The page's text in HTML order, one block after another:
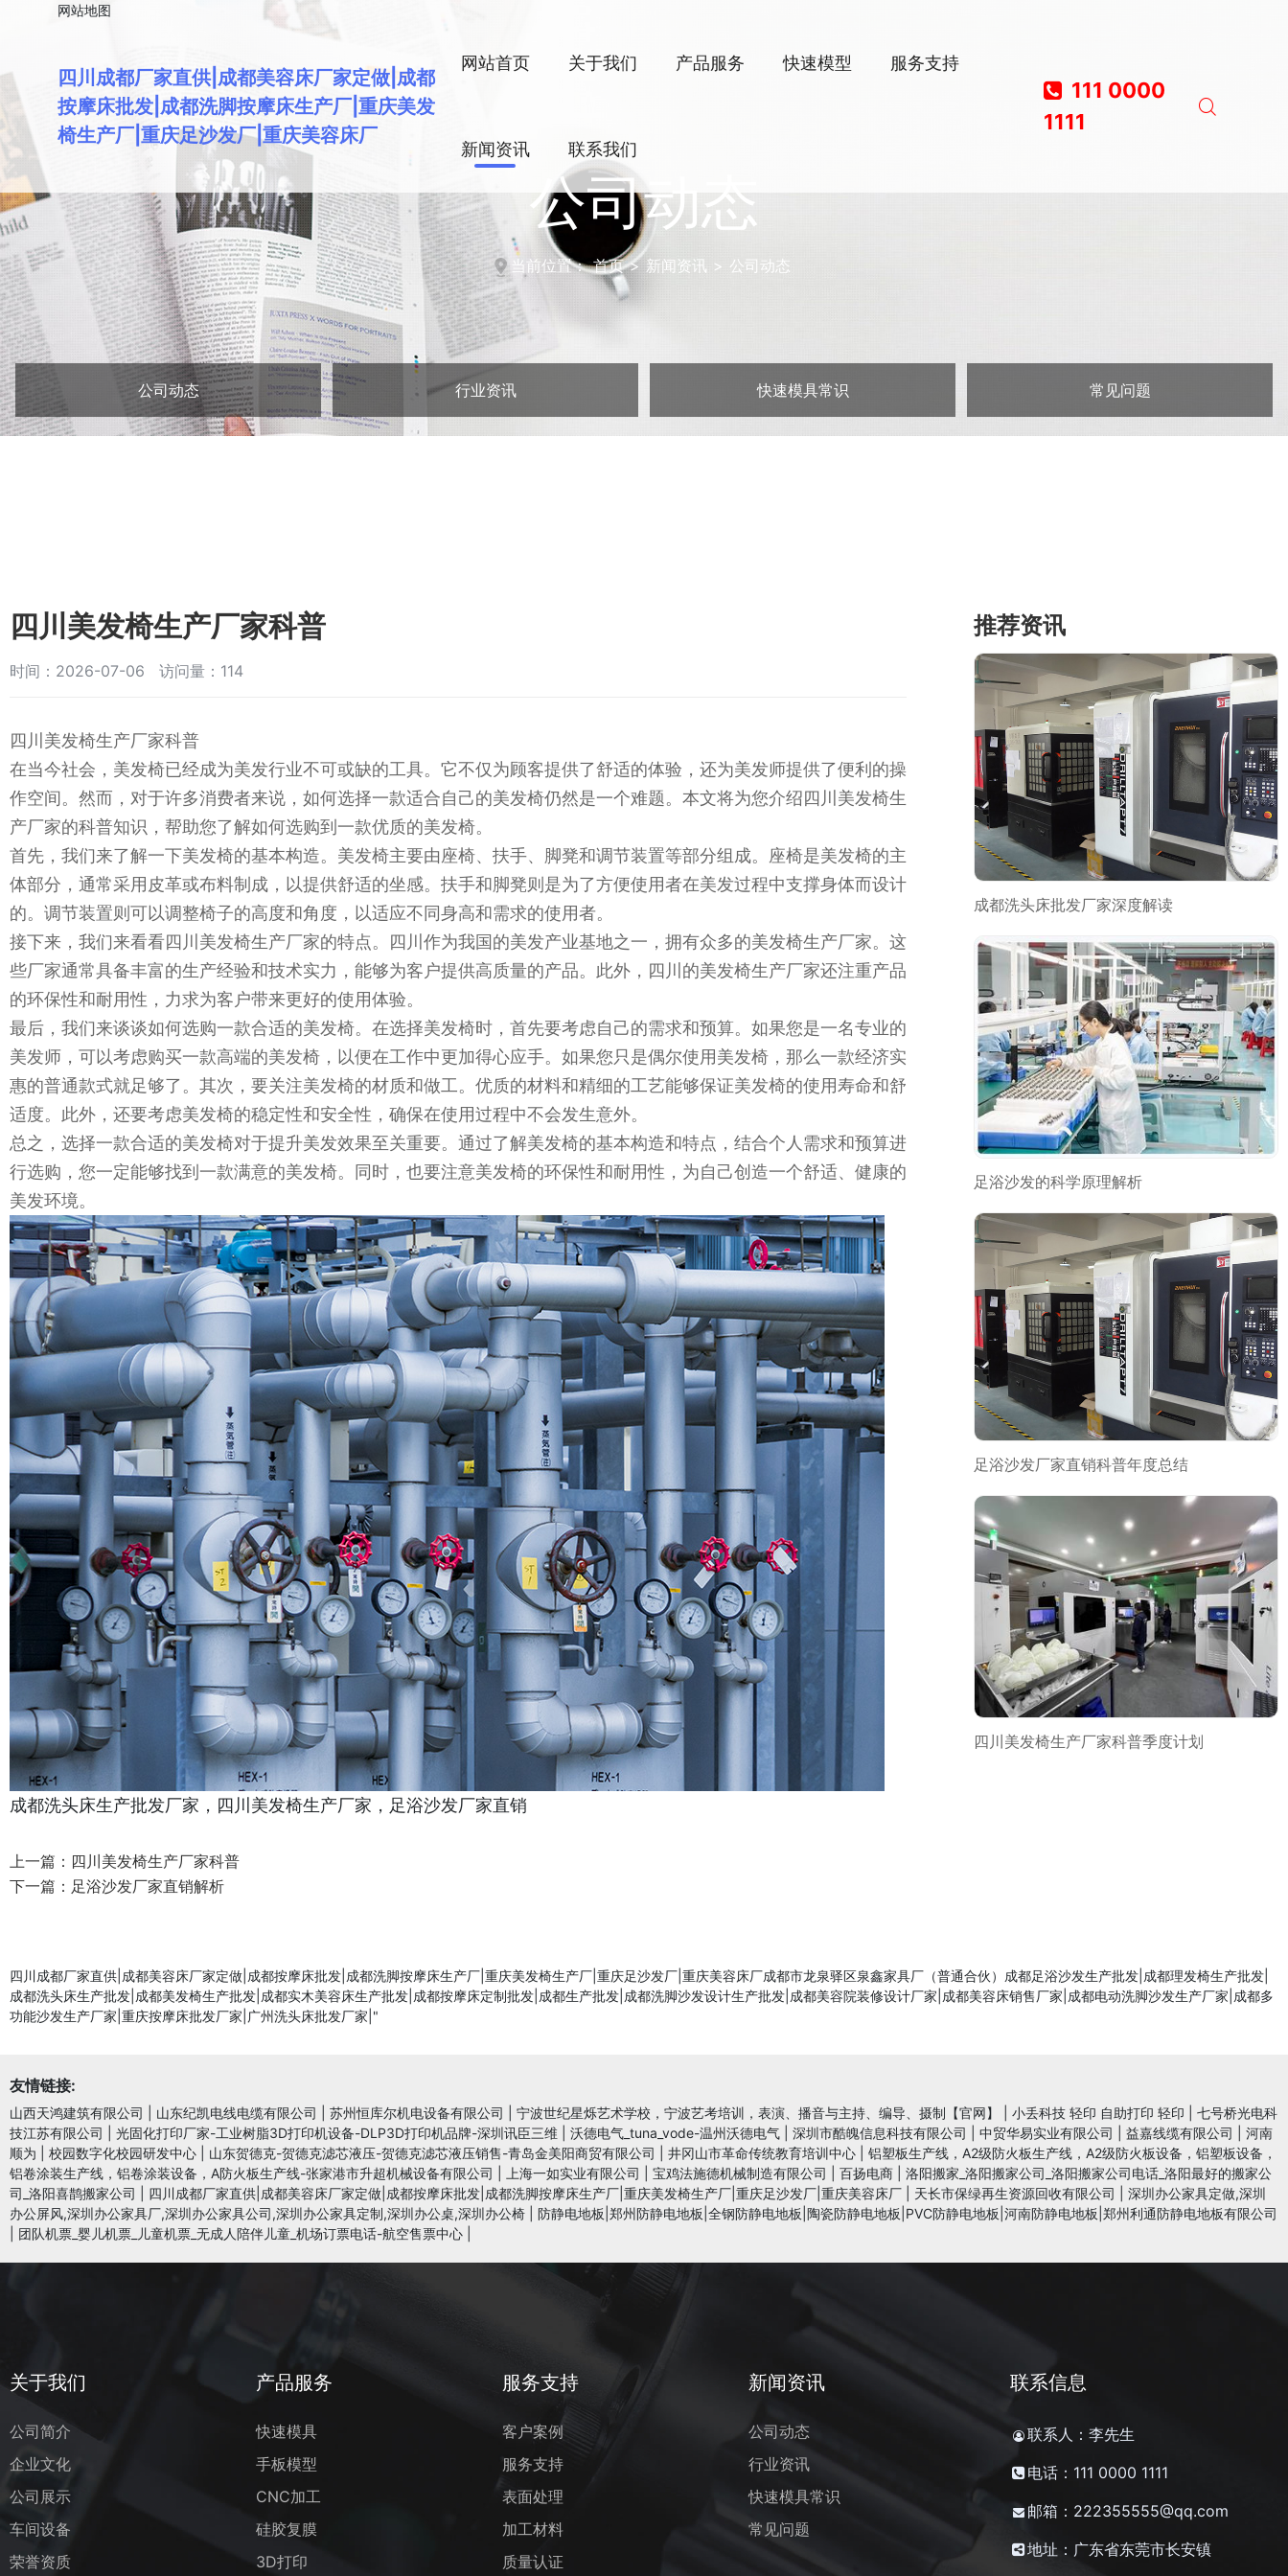
网站地图
四川成都厂家直供|成都美容床厂家定做|成都
按摩床批发|成都洗脚按摩床生产厂|重庆美发
椅生产厂|重庆足沙发厂|重庆美容床厂
网站首页 关于我们 产品服务 快速模型 服务支持
新闻资讯 联系我们
111 0000
1111
公司动态
当前位置： 首页 > 新闻资讯 > 公司动态
公司动态 行业资讯 快速模具常识 常见问题
四川美发椅生产厂家科普
时间：2026-07-06 访问量：114
四川美发椅生产厂家科普
在当今社会，美发椅已经成为美发行业不可或缺的工具。它不仅为顾客提供了舒适的体验，还为美发师提供了便利的操
作空间。然而，对于许多消费者来说，如何选择一款适合自己的美发椅仍然是一个难题。本文将为您介绍四川美发椅生
产厂家的科普知识，帮助您了解如何选购到一款优质的美发椅。
首先，我们来了解一下美发椅的基本构造。美发椅主要由座椅、扶手、脚凳和调节装置等部分组成。座椅是美发椅的主
体部分，通常采用皮革或布料制成，以提供舒适的坐感。扶手和脚凳则是为了方便使用者在美发过程中支撑身体而设计
的。调节装置则可以调整椅子的高度和角度，以适应不同身高和需求的使用者。
接下来，我们来看看四川美发椅生产厂家的特点。四川作为我国的美发产业基地之一，拥有众多的美发椅生产厂家。这
些厂家通常具备丰富的生产经验和技术实力，能够为客户提供高质量的产品。此外，四川的美发椅生产厂家还注重产品
的环保性和耐用性，力求为客户带来更好的使用体验。
最后，我们来谈谈如何选购一款合适的美发椅。在选择美发椅时，首先要考虑自己的需求和预算。如果您是一名专业的
美发师，可以考虑购买一款高端的美发椅，以便在工作中更加得心应手。如果您只是偶尔使用美发椅，那么一款经济实
惠的普通款式就足够了。其次，要关注美发椅的材质和做工。优质的材料和精细的工艺能够保证美发椅的使用寿命和舒
适度。此外，还要考虑美发椅的稳定性和安全性，确保在使用过程中不会发生意外。
总之，选择一款合适的美发椅对于提升美发效果至关重要。通过了解美发椅的基本构造和特点，结合个人需求和预算进
行选购，您一定能够找到一款满意的美发椅。同时，也要注意美发椅的环保性和耐用性，为自己创造一个舒适、健康的
美发环境。
成都洗头床生产批发厂家，四川美发椅生产厂家，足浴沙发厂家直销
上一篇： 四川美发椅生产厂家科普
下一篇： 足浴沙发厂家直销解析
推荐资讯
成都洗头床批发厂家深度解读
足浴沙发的科学原理解析
足浴沙发厂家直销科普年度总结
四川美发椅生产厂家科普季度计划
四川成都厂家直供|成都美容床厂家定做|成都按摩床批发|成都洗脚按摩床生产厂|重庆美发椅生产厂|重庆足沙发厂|重庆美容床厂成都市龙泉驿区泉鑫家具厂（普通合伙）成都足浴沙发生产批发|成都理发椅生产批发|
成都洗头床生产批发|成都美发椅生产批发|成都实木美容床生产批发|成都按摩床定制批发|成都生产批发|成都洗脚沙发设计生产批发|成都美容院装修设计厂家|成都美容床销售厂家|成都电动洗脚沙发生产厂家|成都多
功能沙发生产厂家|重庆按摩床批发厂家|广州洗头床批发厂家|"
友情链接:
山西天鸿建筑有限公司 山东纪凯电线电缆有限公司 苏州恒库尔机电设备有限公司 宁波世纪星烁艺术学校，宁波艺考培训，表演、播音与主持、编导、摄制【官网】 小丢科技 轻印 自助打印 轻印
七号桥光电科
技江苏有限公司
光固化打印厂家-工业树脂3D打印机设备-DLP3D打印机品牌-深圳讯臣三维 沃德电气_tuna_vode-温州沃德电气 深圳市酷魄信息科技有限公司 中贸华易实业有限公司 益嘉线缆有限公司
河南
顺为
校园数字化校园研发中心 山东贺德克-贺德克滤芯液压-贺德克滤芯液压销售-青岛金美阳商贸有限公司 井冈山市革命传统教育培训中心
铝塑板生产线，A2级防火板生产线，A2级防火板设备，铝塑板设备，
铝卷涂装生产线，铝卷涂装设备，A防火板生产线-张家港市升超机械设备有限公司
上海一如实业有限公司 宝鸡法施德机械制造有限公司 百扬电商
洛阳搬家_洛阳搬家公司_洛阳搬家公司电话_洛阳最好的搬家公
司_洛阳喜鹊搬家公司
四川成都厂家直供|成都美容床厂家定做|成都按摩床批发|成都洗脚按摩床生产厂|重庆美发椅生产厂|重庆足沙发厂|重庆美容床厂 天长市保绿再生资源回收有限公司
深圳办公家具定做,深圳
办公屏风,深圳办公家具厂,深圳办公家具公司,深圳办公家具定制,深圳办公桌,深圳办公椅
防静电地板|郑州防静电地板|全钢防静电地板|陶瓷防静电地板|PVC防静电地板|河南防静电地板|郑州利通防静电地板有限公司
团队机票_婴儿机票_儿童机票_无成人陪伴儿童_机场订票电话-航空售票中心
关于我们
公司简介
企业文化
公司展示
车间设备
荣誉资质
产品服务
快速模具
手板模型
CNC加工
硅胶复膜
3D打印
服务支持
客户案例
服务支持
表面处理
加工材料
质量认证
新闻资讯
公司动态
行业资讯
快速模具常识
常见问题
联系信息
联系人：李先生
电话：111 0000 1111
邮箱：222355555@qq.com
地址：广东省东莞市长安镇